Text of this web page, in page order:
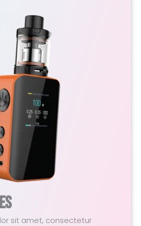
sit amet, consectetur